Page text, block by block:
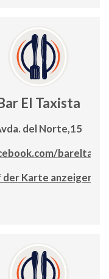
El Taxista
del Norte,15
der Karte anzeigen